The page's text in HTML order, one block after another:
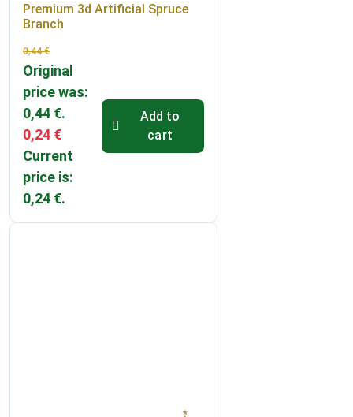
Premium 3d Artificial Spruce
Branch
0,44€
Original
price was:
0,44 €.
0,24 €
Current
price is:
0,24 €.
Add to
cart